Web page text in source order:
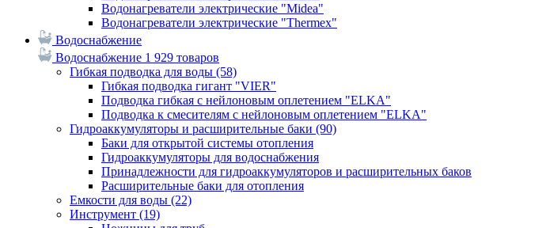
Водонагреватели электрические "Midea"
Водонагреватели электрические "Thermex"
Водоснабжение
Водоснабжение 1 929 товаров
Гибкая подводка для воды (58)
Гибкая подводка гигант "VIER"
Подводка гибкая с нейлоновым оплетением "ELKA"
Подводка к смесителям с нейлоновым оплетением "ELKA"
Гидроаккумуляторы и расширительные баки (90)
Баки для открытой системы отопления
Гидроаккумуляторы для водоснабжения
Принадлежности для гидроаккумуляторов и расширительных баков
Расширительные баки для отопления
Емкости для воды (22)
Инструмент (19)